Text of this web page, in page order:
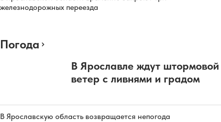
железнодорожных переезда
Погода
В Ярославле ждут штормовой
ветер с ливнями и градом
В Ярославскую область возвращается непогода